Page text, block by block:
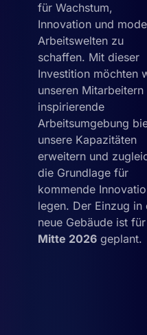
für Wachstum,
Innovation und
Arbeitswelten zu
schaffen. Mit dieser
Investition möchten
unseren Mitarbeitern
inspirierende
Arbeitsumgebung
unsere Kapazitäten
erweitern und
die Grundlage für
kommende
legen. Der Einzug in
neue Gebäude ist für
Mitte 2026 geplant.